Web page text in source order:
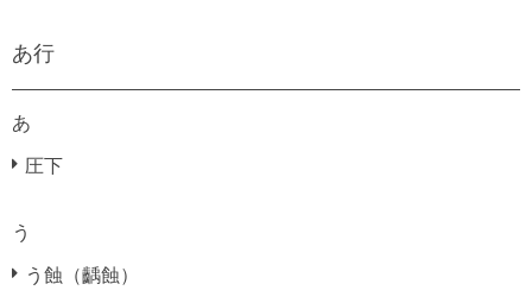
あ行
あ
圧下
う
う蝕（齲蝕）